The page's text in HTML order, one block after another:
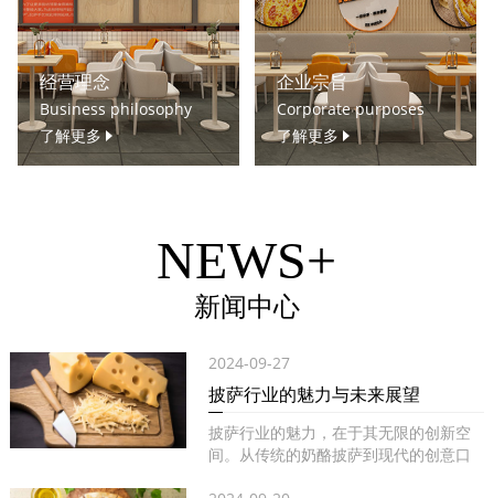
经营理念
Business philosophy
了解更多
企业宗旨
Corporate purposes
了解更多
NEWS+
新闻中心
2024-09-27
披萨行业的魅力与未来展望
披萨行业的魅力，在于其无限的创新空
间。从传统的奶酪披萨到现代的创意口